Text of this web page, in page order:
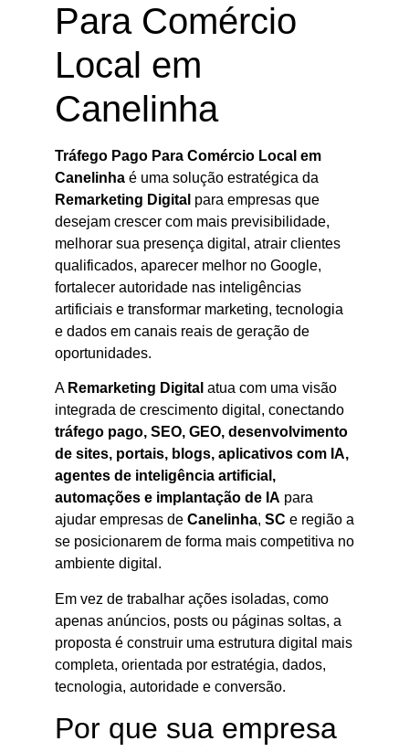
Para Comércio
Local em
Canelinha
Tráfego Pago Para Comércio Local em
Canelinha é uma solução estratégica da
Remarketing Digital para empresas que
desejam crescer com mais previsibilidade,
melhorar sua presença digital, atrair clientes
qualificados, aparecer melhor no Google,
fortalecer autoridade nas inteligências
artificiais e transformar marketing, tecnologia
e dados em canais reais de geração de
oportunidades.
A Remarketing Digital atua com uma visão
integrada de crescimento digital, conectando
tráfego pago, SEO, GEO, desenvolvimento
de sites, portais, blogs, aplicativos com IA,
agentes de inteligência artificial,
automações e implantação de IA para
ajudar empresas de Canelinha, SC e região a
se posicionarem de forma mais competitiva no
ambiente digital.
Em vez de trabalhar ações isoladas, como
apenas anúncios, posts ou páginas soltas, a
proposta é construir uma estrutura digital mais
completa, orientada por estratégia, dados,
tecnologia, autoridade e conversão.
Por que sua empresa